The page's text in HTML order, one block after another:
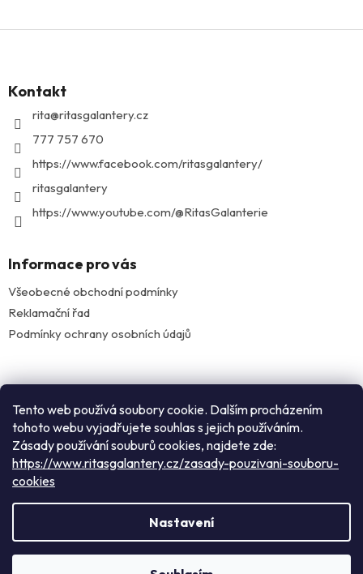
Tento web používá soubory cookie. Dalším procházením
tohoto webu vyjadřujete souhlas s jejich používáním.
Zásady používání souburů cookies, najdete zde:
https://www.ritasgalantery.cz/zasady-pouzivani-souboru-
cookies
Nastavení
Rádi Vás přivítáme v našem pražském obchodě: nacházíme se
mezi zastávkami metra Flora a náměstí Jiřího z Poděbrad v
aKontakt
rita@ritasgalantery.cz
777 757 670
https://www.facebook.com/ritasgalantery/
ritasgalantery
https://www.youtube.com/@RitasGalanterie
Informace pro vás
Všeobecné obchodní podmínky
Reklamační řad
Podmínky ochrany osobních údajů
Instagram
Vytvořil Shoptet
Copyright 2026Rita's galanterie. Všechna práva